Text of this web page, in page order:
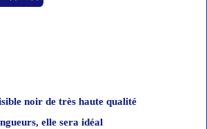
noir de très haute qualité
, elle sera idéal